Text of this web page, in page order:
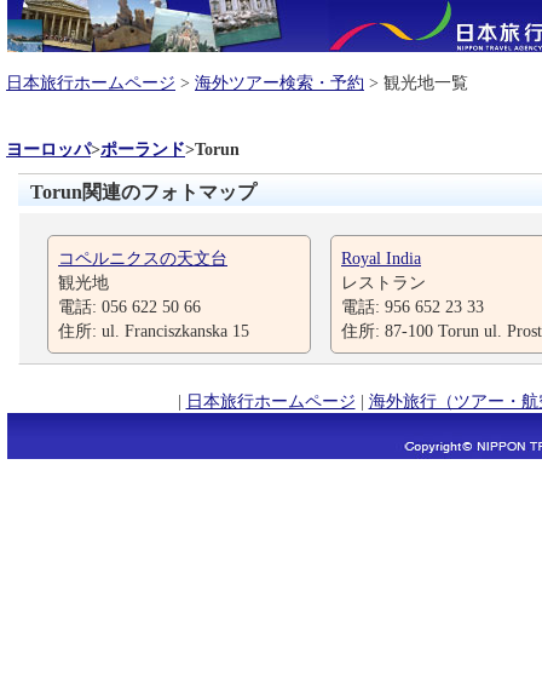
日本旅行ホームページ > 海外ツアー検索・予約 > 観光地一覧
ヨーロッパ>ポーランド>Torun
Torun関連のフォトマップ
コペルニクスの天文台
観光地
電話: 056 622 50 66
住所: ul. Franciszkanska 15
Royal India
レストラン
電話: 956 652 23 33
住所: 87-100 Torun ul.
| 日本旅行ホームページ | 海外旅行（ツアー・航